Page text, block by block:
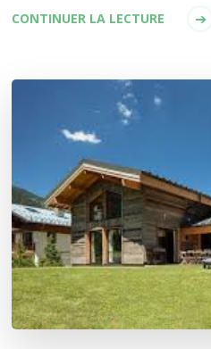
CONTINUER LA LECTURE